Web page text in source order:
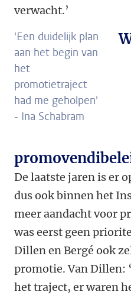
verwacht.’
'Een duidelijk plan
aan het begin van
het
promotietraject
had me geholpen'
- Ina Schabram
De laatste jaren is er
dus ook binnen het
meer aandacht voor
was eerst geen
Dillen en Bergé ook
promotie. Van Dillen:
het traject, er waren